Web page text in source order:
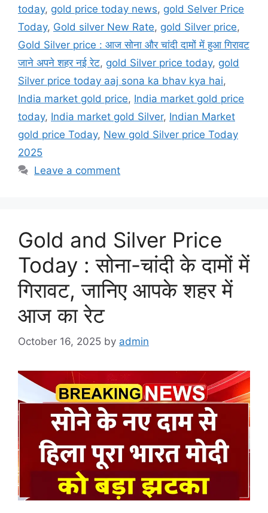
today, gold price today news, gold Selver Price
Today, Gold silver New Rate, gold Silver price,
Gold Silver price : आज सोना और चांदी दामों में हुआ गिरावट
जाने अपने शहर नई रेट, gold Silver price today, gold
Silver price today aaj sona ka bhav kya hai,
India market gold price, India market gold price
today, India market gold Silver, Indian Market
gold price Today, New gold Silver price Today
2025
Leave a comment
Gold and Silver Price
Today : सोना-चांदी के दामों में
गिरावट, जानिए आपके शहर में
आज का रेट
October 16, 2025 by admin